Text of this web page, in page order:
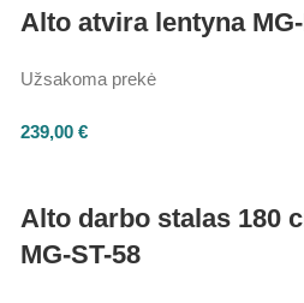
Alto atvira lentyna
Užsakoma prekė
239,00 €
Alto darbo stalas 180
MG-ST-58